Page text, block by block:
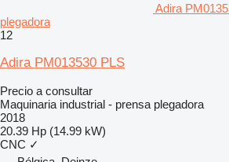
Adira
plegadora
12
Adira PM013530 PLS
Precio a consultar
Maquinaria industrial - prensa plegadora
2018
20.39 Hp (14.99 kW)
CNC ✓